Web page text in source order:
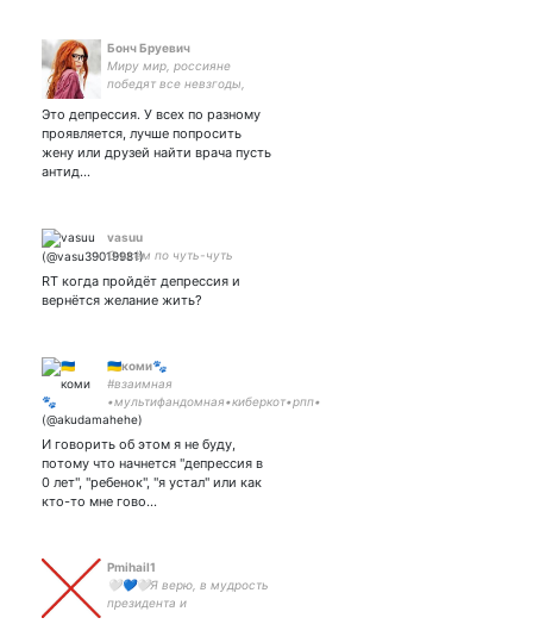
Бонч Бруевич
Миру мир, россияне
победят все невзгоды,
Я сейчас злая, меняться
не буду. Люблю рыжих и
ромашки, подписываюсь
Это депрессия. У всех по разному
проявляется, лучше попросить
жену или друзей найти врача пусть
антид…
vasuu
О всём по чуть-чуть
RT когда пройдёт депрессия и
вернётся желание жить?
🇺🇦коми🐾
#взаимная
•мультифандомная•киберкот•рпп•
•GENSHIN uid
722555924•VALORANT
//5168757402960076 - стримеру на
таблетки от бед с башкой//
И говорить об этом я не буду,
потому что начнется "депрессия в
0 лет", "ребенок", "я устал" или как
кто-то мне гово…
Pmihail1
🤍💙🤍Я верю, в мудрость
президента и